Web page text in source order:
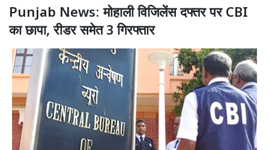
Punjab News: मोहाली विजिलेंस दफ्तर पर CBI
का छापा, रीडर समेत 3 गिरफ्तार